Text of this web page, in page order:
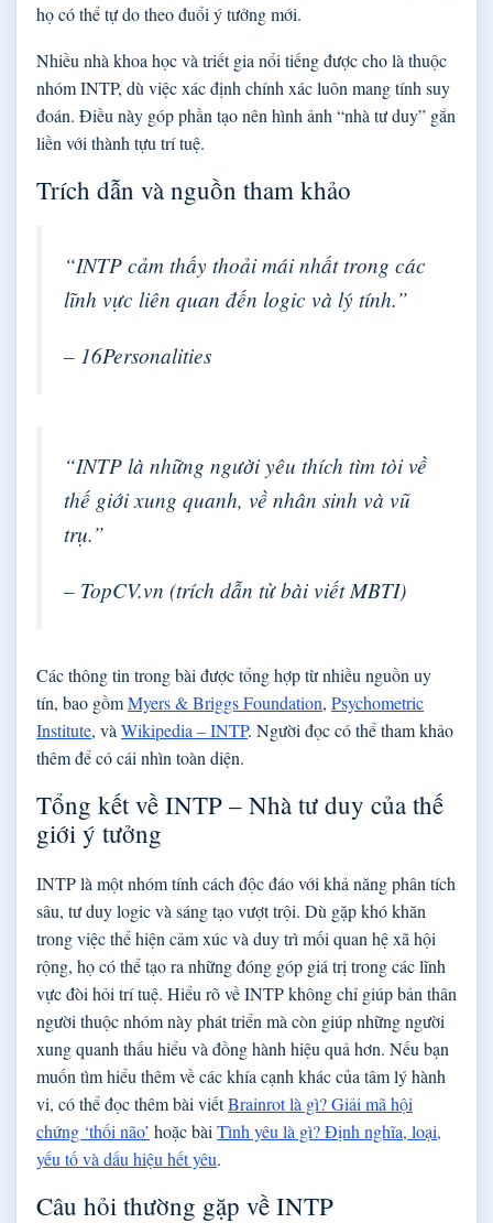
họ có thể tự do theo đuổi ý tưởng mới.
Nhiều nhà khoa học và triết gia nổi tiếng được cho là thuộc
nhóm INTP, dù việc xác định chính xác luôn mang tính suy
đoán. Điều này góp phần tạo nên hình ảnh “nhà tư duy” gắn
liền với thành tựu trí tuệ.
Trích dẫn và nguồn tham khảo
“INTP cảm thấy thoải mái nhất trong các
lĩnh vực liên quan đến logic và lý tính.”
– 16Personalities
“INTP là những người yêu thích tìm tòi về
thế giới xung quanh, về nhân sinh và vũ
trụ.”
– TopCV.vn (trích dẫn từ bài viết MBTI)
Các thông tin trong bài được tổng hợp từ nhiều nguồn uy
tín, bao gồmMyers & Briggs Foundation, Psychometric
Institute, và Wikipedia – INTP. Người đọc có thể tham khảo
thêm để có cái nhìn toàn diện.
Tổng kết về INTP – Nhà tư duy của thế
giới ý tưởng
INTP là một nhóm tính cách độc đáo với khả năng phân tích
sâu, tư duy logic và sáng tạo vượt trội. Dù gặp khó khăn
trong việc thể hiện cảm xúc và duy trì mối quan hệ xã hội
rộng, họ có thể tạo ra những đóng góp giá trị trong các lĩnh
vực đòi hỏi trí tuệ. Hiểu rõ về INTP không chỉ giúp bản thân
người thuộc nhóm này phát triển mà còn giúp những người
xung quanh thấu hiểu và đồng hành hiệu quả hơn. Nếu bạn
muốn tìm hiểu thêm về các khía cạnh khác của tâm lý hành
vi, có thể đọc thêm bài viếtBrainrot là gì? Giải mã hội
chứng ‘thối não’ hoặc bài Tình yêu là gì? Định nghĩa, loại,
yếu tố và dấu hiệu hết yêu.
Câu hỏi thường gặp về INTP